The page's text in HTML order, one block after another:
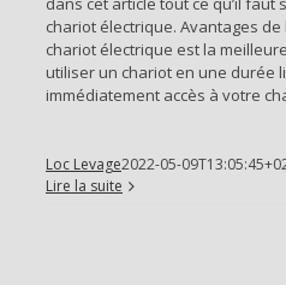
chariot électrique. Avantages de
chariot électrique est la
utiliser un chariot en une durée
immédiatement accès à votre
Loc Levage2022-05-
Lire la suite